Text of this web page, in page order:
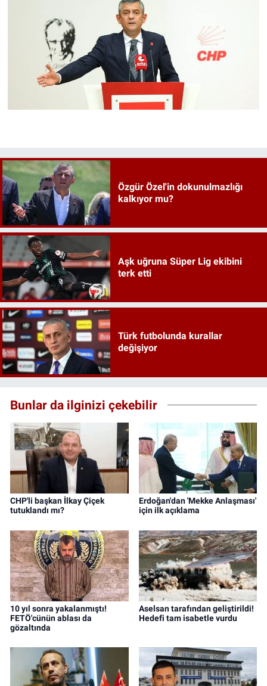
Özgür Özel'in dokunulmazlığı
kalkıyor mu?
Aşk uğruna Süper Lig ekibini
terk etti
Türk futbolunda kurallar
değişiyor
Bunlar da ilginizi çekebilir
CHP'li başkan İlkay Çiçek
tutuklandı mı?
Erdoğan'dan 'Mekke Anlaşması'
için ilk açıklama
10 yıl sonra yakalanmıştı!
FETÖ'cünün ablası da
gözaltında
Aselsan tarafından geliştirildi!
Hedefi tam isabetle vurdu